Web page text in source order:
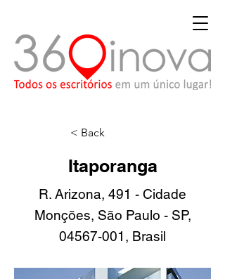
< Back
Itaporanga
R. Arizona, 491 - Cidade
Monções, São Paulo - SP,
04567-001 , Brasil